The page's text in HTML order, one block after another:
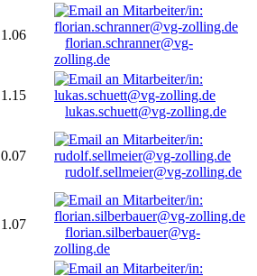
1.06
florian.schranner@vg-
zolling.de
1.15
lukas.schuett@vg-zolling.de
0.07
rudolf.sellmeier@vg-zolling.de
1.07
florian.silberbauer@vg-
zolling.de